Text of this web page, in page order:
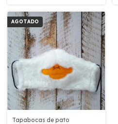
AGOTADO
Tapabocas de pato